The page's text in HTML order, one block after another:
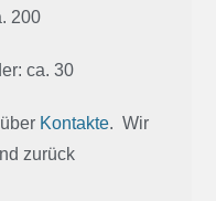
200
ca. 30
Kontakte. Wir
zurück